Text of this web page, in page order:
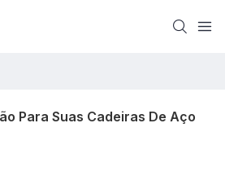
Para Suas Cadeiras De Aço